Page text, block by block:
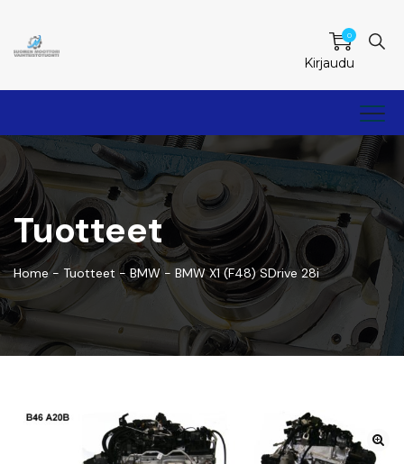
0
Kirjaudu
Tuotteet
Home- Tuotteet -BMW- BMW X1 (F48) SDrive 28i